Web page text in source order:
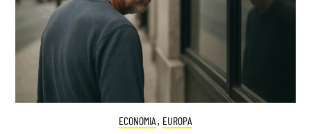
ECONOMIA , EUROPA